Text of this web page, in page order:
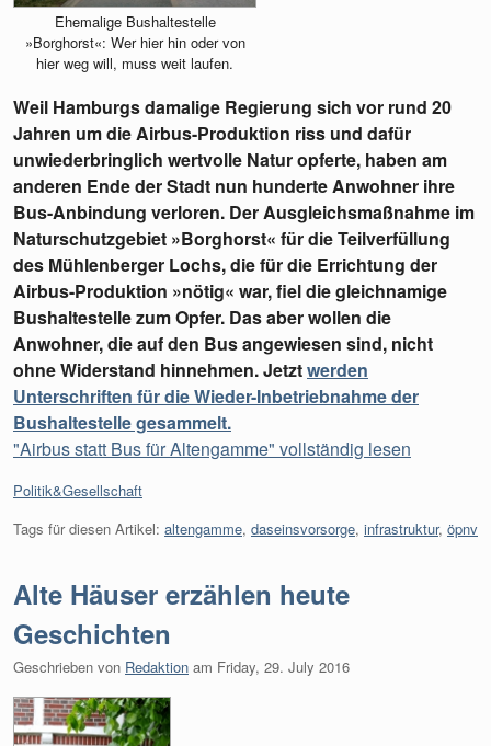
Ehemalige Bushaltestelle
»Borghorst«: Wer hier hin oder von
hier weg will, muss weit laufen.
Weil Hamburgs damalige Regierung sich vor rund 20
Jahren um die Airbus-Produktion riss und dafür
unwiederbringlich wertvolle Natur opferte, haben am
anderen Ende der Stadt nun hunderte Anwohner ihre
Bus-Anbindung verloren. Der Ausgleichsmaßnahme im
Naturschutzgebiet »Borghorst« für die Teilverfüllung
des Mühlenberger Lochs, die für die Errichtung der
Airbus-Produktion »nötig« war, fiel die gleichnamige
Bushaltestelle zum Opfer. Das aber wollen die
Anwohner, die auf den Bus angewiesen sind, nicht
ohne Widerstand hinnehmen. Jetztwerden
Unterschriften für die Wieder-Inbetriebnahme der
Bushaltestelle gesammelt.
"Airbus statt Bus für Altengamme" vollständig lesen
Kategorien:
Politik&Gesellschaft
Tags für diesen Artikel: altengamme, daseinsvorsorge, infrastruktur, öpnv
Alte Häuser erzählen heute
Geschichten
Geschrieben von Redaktion am Friday, 29. July 2016